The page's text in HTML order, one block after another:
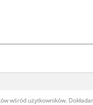
wśród użytkowników.